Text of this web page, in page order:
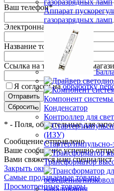
Аппарат
газоразрядных ламп
Компонент
Конденсатор
Контроллер для
Стартер/
Трансформатор
Ваш телефон*
Электронная почта
Название товара
Ссылка на товар другого
Я согласен наобработку
* - Поля, обязательные для
Сообщение отправлено
Ваше сообщение успешно
Вами свяжется наш специалист
Закрыть окно
Самые продаваемые товары
Просмотренные товары